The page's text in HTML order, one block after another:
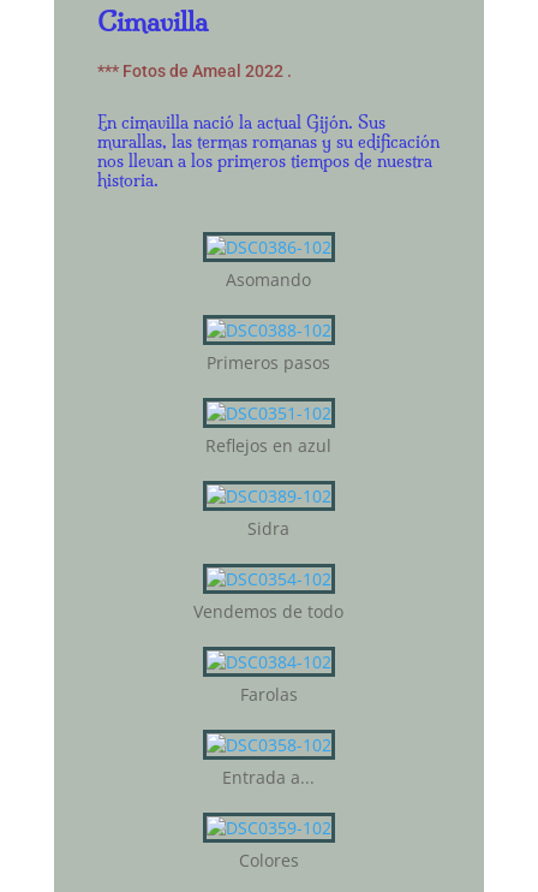
Cimavilla
*** Fotos de Ameal 2022 .
En cimavilla nació la actual Gijón. Sus
murallas, las termas romanas y su edificación
nos llevan a los primeros tiempos de nuestra
historia.
Asomando
Primeros pasos
Reflejos en azul
Sidra
Vendemos de todo
Farolas
Entrada a...
Colores